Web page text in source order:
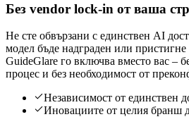
Без vendor lock-in от ваша
Не сте обвързани с единствен AI
модел бъде надграден или
GuideGlare го включва вместо вас –
процес и без необходимост от
Независимост от единствен
Иновациите от целия бранш